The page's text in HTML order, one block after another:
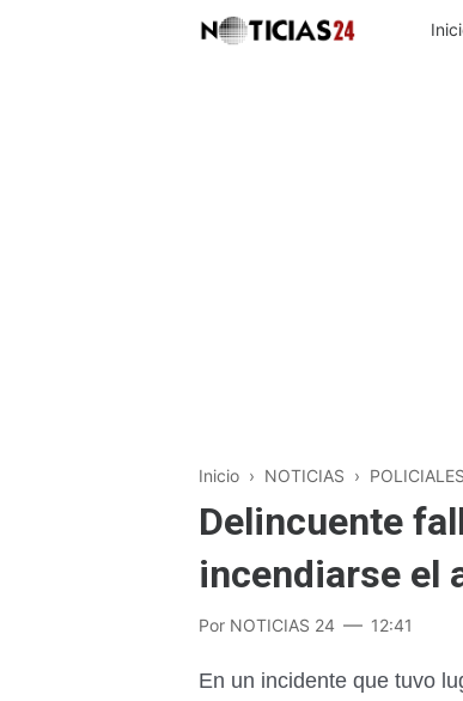
Inicio › NOTICIAS › POLICIALES
Delincuente
incendiarse el
Por NOTICIAS 24 12:41
En un incidente que tuvo